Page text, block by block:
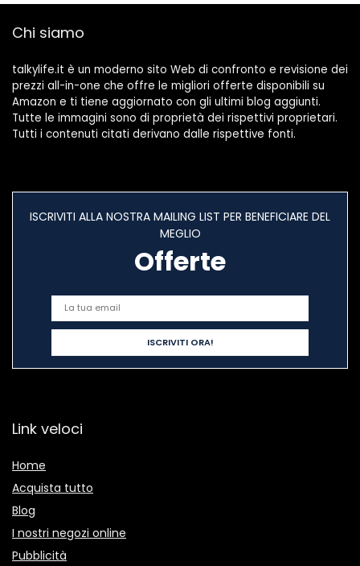
Chi siamo
talkylife.it è un moderno sito Web di confronto e revisione dei
prezzi all-in-one che offre le migliori offerte disponibili su
Amazon e ti tiene aggiornato con gli ultimi blog aggiunti.
Tutte le immagini sono di proprietà dei rispettivi proprietari.
Tutti i contenuti citati derivano dalle rispettive fonti.
ISCRIVITI ALLA NOSTRA MAILING LIST PER BENEFICIARE DEL
MEGLIO
Offerte
Link veloci
Home
Acquista tutto
Blog
I nostri negozi online
Pubblicità